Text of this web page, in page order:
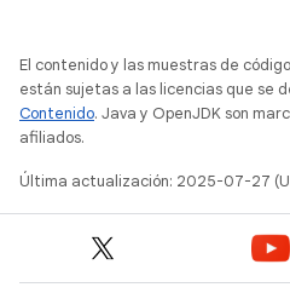
El contenido y las muestras de
están sujetas a las licencias que se
Contenido. Java y OpenJDK son
afiliados.
Última actualización: 2025-07-27